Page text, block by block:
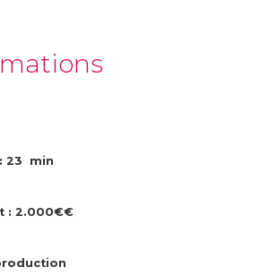
23 min
: 2.000€€